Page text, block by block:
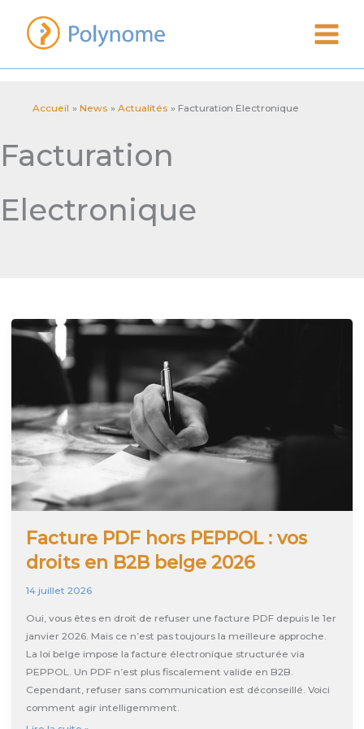
contenu
Accueil News Actualités Facturation Electronique
Facturation
Electronique
Facture PDF hors PEPPOL : vos
droits en B2B belge 2026
14 juillet 2026
Oui, vous êtes en droit de refuser une facture PDF depuis le 1er
janvier 2026. Mais ce n’est pas toujours la meilleure approche.
La loi belge impose la facture électronique structurée via
PEPPOL. Un PDF n’est plus fiscalement valide en B2B.
Cependant, refuser sans communication est déconseillé. Voici
comment agir intelligemment.